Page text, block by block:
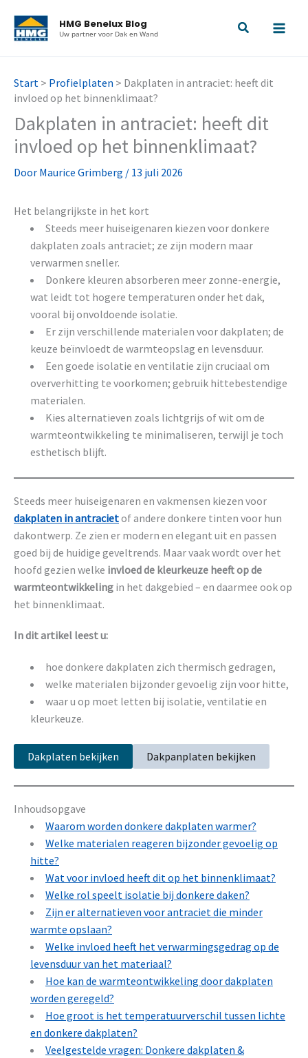
naar
inhoud
HMG Benelux Blog
Uw partner voor Dak en Wand
Start > Profielplaten > Dakplaten in antraciet: heeft dit
invloed op het binnenklimaat?
Dakplaten in antraciet: heeft dit
invloed op het binnenklimaat?
Door Maurice Grimberg / 13 juli 2026
Het belangrijkste in het kort
Steeds meer huiseigenaren kiezen voor donkere
dakplaten zoals antraciet; ze zijn modern maar
verwarmen sneller.
Donkere kleuren absorberen meer zonne-energie,
wat leidt tot hogere temperaturen onder het dak,
vooral bij onvoldoende isolatie.
Er zijn verschillende materialen voor dakplaten; de
keuze beïnvloedt de warmteopslag en levensduur.
Een goede isolatie en ventilatie zijn cruciaal om
oververhitting te voorkomen; gebruik hittebestendige
materialen.
Kies alternatieven zoals lichtgrijs of wit om de
warmteontwikkeling te minimaliseren, terwijl je toch
esthetisch blijft.
Steeds meer huiseigenaren en vakmensen kiezen voor
dakplaten in antracietof andere donkere tinten voor hun
dakontwerp. Ze zien er modern en elegant uit en passen
goed bij de huidige geveltrends. Maar vaak wordt over het
hoofd gezien welke invloed de kleurkeuze heeft op de
warmteontwikkeling in het dakgebied – en daarmee ook op
het binnenklimaat.
In dit artikel leest u:
hoe donkere dakplaten zich thermisch gedragen,
welke materialen bijzonder gevoelig zijn voor hitte,
waar u op moet letten bij isolatie, ventilatie en
kleurkeuze.
Dakplaten bekijken Dakpanplaten bekijken
Inhoudsopgave
Waarom worden donkere dakplaten warmer?
Welke materialen reageren bijzonder gevoelig op
hitte?
Wat voor invloed heeft dit op het binnenklimaat?
Welke rol speelt isolatie bij donkere daken?
Zijn er alternatieven voor antraciet die minder
warmte opslaan?
Welke invloed heeft het verwarmingsgedrag op de
levensduur van het materiaal?
Hoe kan de warmteontwikkeling door dakplaten
worden geregeld?
Hoe groot is het temperatuurverschil tussen lichte
en donkere dakplaten?
Veelgestelde vragen: Donkere dakplaten &